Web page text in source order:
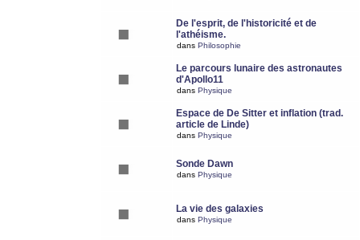
De l'esprit, de l'historicité et de
l'athéisme.
dans Philosophie
Le parcours lunaire des astronautes
d'Apollo11
dans Physique
Espace de De Sitter et inflation (trad.
article de Linde)
dans Physique
Sonde Dawn
dans Physique
La vie des galaxies
dans Physique